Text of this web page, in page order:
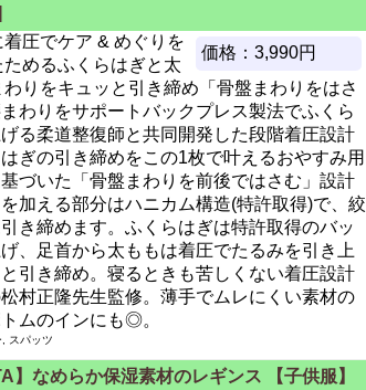
価格：3,990円
圧でケア & めぐりを
めるふくらはぎと太
わりをキュッと引き締め「骨盤まわりをはさ
わりをサポートバックプレス製法でふくら
る柔道整復師と共同開発した段階着圧設計
ぎの引き締めをこの1枚で叶えるおやすみ用
づいた「骨盤まわりを前後ではさむ」設計
加える部分はハニカム構造(特許取得)で、絞
き締めます。ふくらはぎは特許取得のバッ
、足首から太ももは着圧でたるみを引き上
引き締め。寝るときも苦しくない着圧設計
村正隆先生監修。薄手でムレにくい素材の
ムのインにも◎。
スパッツ
】なめらか保湿素材のレギンス 【子供服】